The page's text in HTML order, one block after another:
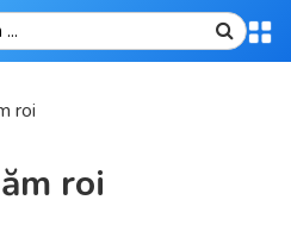
roi
roi